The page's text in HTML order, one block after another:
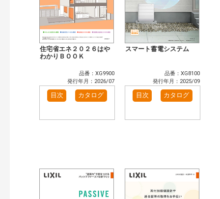
窓・シャッター（3）
玄関ドア・引戸（2）
インテリア建材（1）
エクステリア（1）
キッチン（1）
浴室（1）
洗面化粧室（1）
トイレ（1）
小型電気温水器（1）
その他（5）
発行年で検索
検索
住宅省エネ２０２６はや
わかりＢＯＯＫ
品番：XG9900
発行年月：2026/07
目次 カタログ
スマート蓄電システム
品番：XG8100
発行年月：2025/09
目次 カタログ